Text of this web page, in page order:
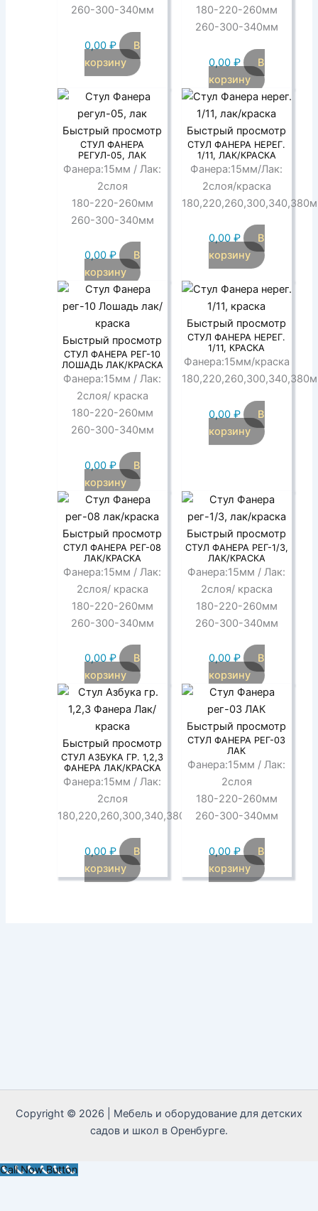
260-300-340мм
0,00 ₽
В
корзину
180-220-260мм
260-300-340мм
0,00 ₽
В
корзину
Быстрый просмотр
СТУЛ ФАНЕРА
РЕГУЛ-05, ЛАК
Фанера:15мм / Лак:
2слоя
180-220-260мм
260-300-340мм
0,00 ₽
В
корзину
Быстрый просмотр
СТУЛ ФАНЕРА НЕРЕГ.
1/11, ЛАК/КРАСКА
Фанера:15мм/Лак:
2слоя/краска
0,00 ₽
В
корзину
Быстрый просмотр
СТУЛ ФАНЕРА РЕГ-10
ЛОШАДЬ ЛАК/КРАСКА
Фанера:15мм / Лак:
2слоя/ краска
180-220-260мм
260-300-340мм
0,00 ₽
В
корзину
Быстрый просмотр
СТУЛ ФАНЕРА НЕРЕГ.
1/11, КРАСКА
Фанера:15мм/краска
0,00 ₽
В
корзину
Быстрый просмотр
СТУЛ ФАНЕРА РЕГ-08
ЛАК/КРАСКА
Фанера:15мм / Лак:
2слоя/ краска
180-220-260мм
260-300-340мм
0,00 ₽
В
корзину
Быстрый просмотр
СТУЛ ФАНЕРА РЕГ-1/3,
ЛАК/КРАСКА
Фанера:15мм / Лак:
2слоя/ краска
180-220-260мм
260-300-340мм
0,00 ₽
В
корзину
Быстрый просмотр
СТУЛ АЗБУКА ГР. 1,2,3
ФАНЕРА ЛАК/КРАСКА
Фанера:15мм / Лак:
2слоя
180,220,260,300,340,380мм
0,00 ₽
В
корзину
Быстрый просмотр
СТУЛ ФАНЕРА РЕГ-03
ЛАК
Фанера:15мм / Лак:
2слоя
180-220-260мм
260-300-340мм
0,00 ₽
В
корзину
Copyright © 2026 | Мебель и оборудование для детских
садов и школ в Оренбурге.
Call Now Button